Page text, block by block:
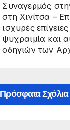
Συναγερμός
στη Χινίτσα –
ισχυρές
ψυχραιμία και
οδηγιών των
Πρόσφατα Σχόλια